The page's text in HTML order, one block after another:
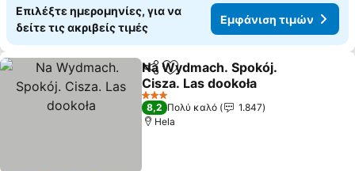
Επιλέξτε ημερομηνίες, για να
δείτε τις ακριβείς τιμές
Εμφάνιση τιμών
Κοινοποίηση
Προσθήκη στα αγαπημένα
Na Wydmach. Spokój.
Cisza. Las dookoła
3 Αστέρια
8,2 Πολύ καλό
1.847
Hela